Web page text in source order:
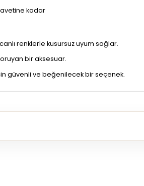
kadar
renklerle kusursuz uyum sağlar.
bir aksesuar.
güvenli ve beğenilecek bir seçenek.